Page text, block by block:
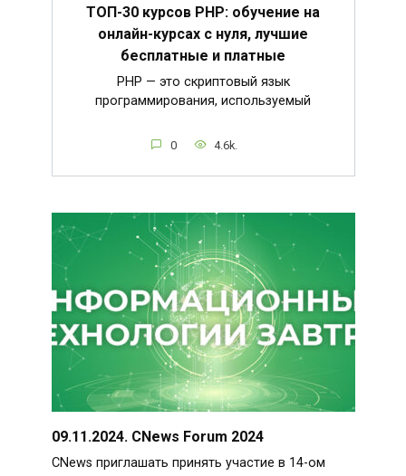
ТОП-30 курсов PHP: обучение на
онлайн-курсах с нуля, лучшие
бесплатные и платные
PHP — это скриптовый язык
программирования, используемый
0 4.6k.
09.11.2024. CNews Forum 2024
CNews приглашать принять участие в 14-ом